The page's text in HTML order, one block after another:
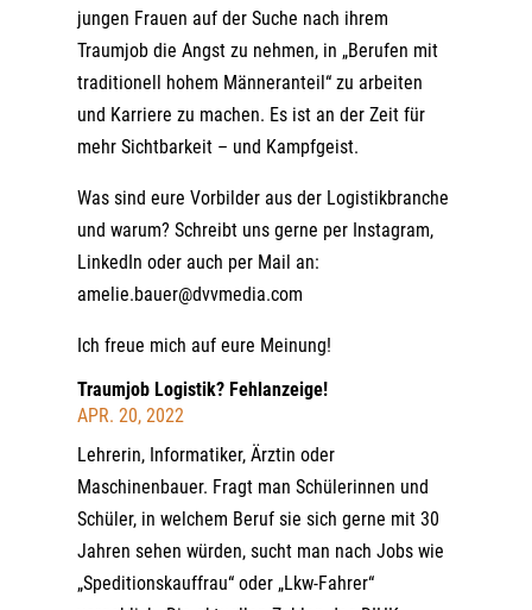
jungen Frauen auf der Suche nach ihrem
Traumjob die Angst zu nehmen, in „Berufen mit
traditionell hohem Männeranteil“ zu arbeiten
und Karriere zu machen. Es ist an der Zeit für
mehr Sichtbarkeit – und Kampfgeist.
Was sind eure Vorbilder aus der Logistikbranche
und warum? Schreibt uns gerne per Instagram,
LinkedIn oder auch per Mail an:
amelie.bauer@dvvmedia.com
Ich freue mich auf eure Meinung!
Traumjob Logistik? Fehlanzeige!
APR. 20, 2022
Lehrerin, Informatiker, Ärztin oder
Maschinenbauer. Fragt man Schülerinnen und
Schüler, in welchem Beruf sie sich gerne mit 30
Jahren sehen würden, sucht man nach Jobs wie
„Speditionskauffrau“ oder „Lkw-Fahrer“